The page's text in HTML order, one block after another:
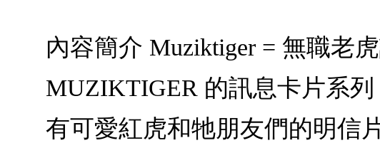
內容簡介 Muziktiger = 無職老
MUZIKTIGER 的訊息卡片系
有可愛紅虎和牠朋友們的明信